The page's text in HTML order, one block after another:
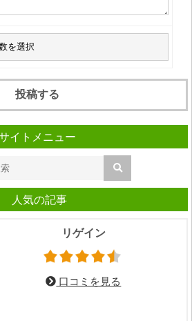
イトメニュー
人気の記事
リゲイン
口コミを見る